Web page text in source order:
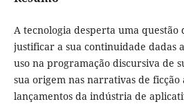
A tecnologia desperta uma questão
justificar a sua continuidade dadas
uso na programação discursiva de
sua origem nas narrativas de ficção
lançamentos da indústria de